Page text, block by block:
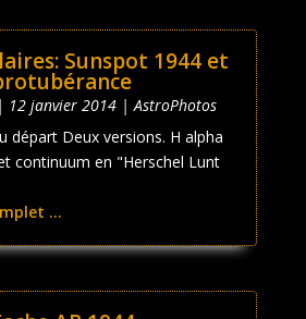
Sunspot 1944 et
12 janvier 2014|AstroPhotos
départ Deux versions. H alpha
continuum en "Herschel Lunt
...